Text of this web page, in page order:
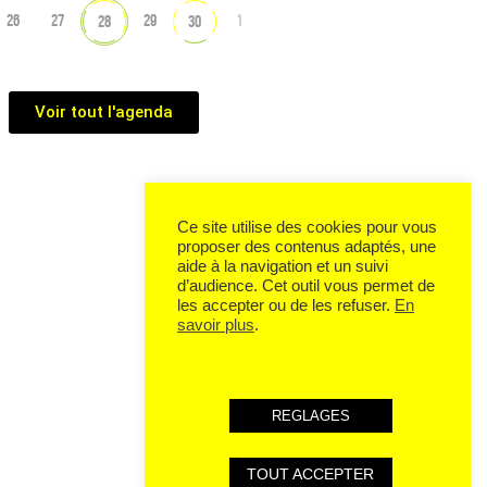
26 27 28 29 30 1
Voir tout l'agenda
Ce site utilise des cookies pour vous
proposer des contenus adaptés, une
aide à la navigation et un suivi
d’audience. Cet outil vous permet de
les accepter ou de les refuser. En
savoir plus.
REGLAGES
TOUT ACCEPTER